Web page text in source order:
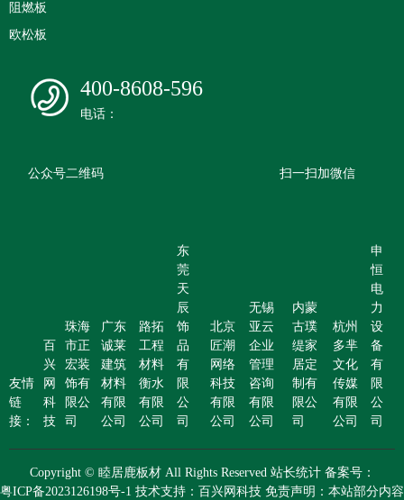
阻燃板
欧松板
400-8608-596
电话：
公众号二维码 扫一扫加微信
友情
链
接：
百
兴
网
科
技
珠海
市正
宏装
饰有
限公
司
广东
诚莱
建筑
材料
有限
公司
路拓
工程
材料
衡水
有限
公司
东
莞
天
辰
饰
品
有
限
公
司
北京
匠潮
网络
科技
有限
公司
无锡
亚云
企业
管理
咨询
有限
公司
内蒙
古璞
缇家
居定
制有
限公
司
杭州
多芈
文化
传媒
有限
公司
申
恒
电
力
设
备
有
限
公
司
Copyright © 睦居鹿板材 All Rights Reserved 站长统计 备案号：
粤ICP备2023126198号-1 技术支持：百兴网科技 免责声明：本站部分内容